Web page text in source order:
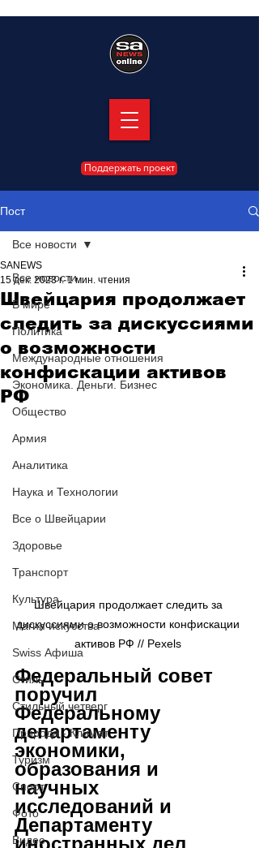
Поддержать проект
Пост
Все новости
В мире
Политика
Международные отношения
Экономика. Деньги. Бизнес
Общество
Армия
Аналитика
Наука и Технологии
Все о Швейцарии
Здоровье
Транспорт
Культура
Магия искусства
Swiss Афиша
Стиль
Стильный четверг
Природа - Климат
Туризм
Спорт
Фото
Видео
Все новости
Швейцария продолжает
следить за дискуссиями
о возможности
конфискации активов
РФ
SANEWS
15 дек. 2023 г. 1 мин. чтения
Швейцария продолжает следить за
дискуссиями о возможности конфискации
Федеральный совет
поручил
Федеральному
департаменту
экономики,
образования и
научных
исследований и
Департаменту